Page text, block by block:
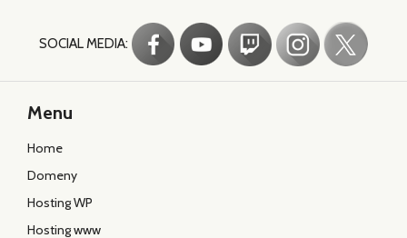
SOCIAL MEDIA:
Menu
Home
Domeny
Hosting WP
Hosting www